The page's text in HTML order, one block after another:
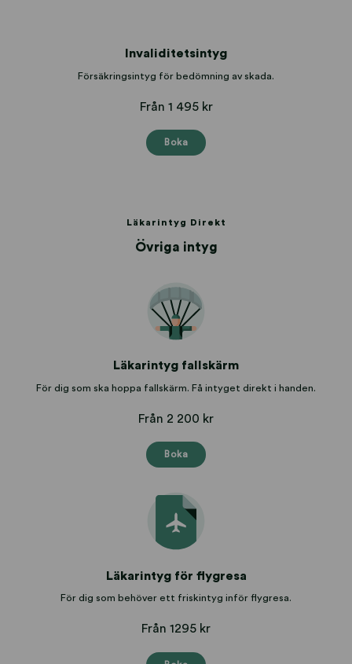
Invaliditetsintyg
Försäkringsintyg för bedömning av skada.
Från 1 495 kr
Boka
Läkarintyg Direkt
Övriga intyg
Läkarintyg fallskärm
För dig som ska hoppa fallskärm. Få intyget direkt i handen.
Från 2 200 kr
Boka
Läkarintyg för flygresa
För dig som behöver ett friskintyg inför flygresa.
Från 1295 kr